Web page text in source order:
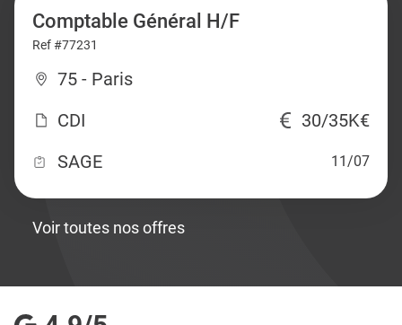
Comptable Général H/F
Ref #77231
75 - Paris
CDI
30/35K€
SAGE
11/07
Voir toutes nos offres